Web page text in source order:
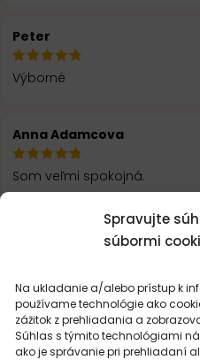
Spravujte
súbormi
Na ukladanie a/alebo prístup k
používame technológie ako
zážitok z prehliadania a
Súhlas s týmito technológiami
ako je správanie pri prehliadaní
Peter
Výborné
Anna Adamcova
Som veľmi spokojná.
NAČÍTAŤ
MOHLO BY